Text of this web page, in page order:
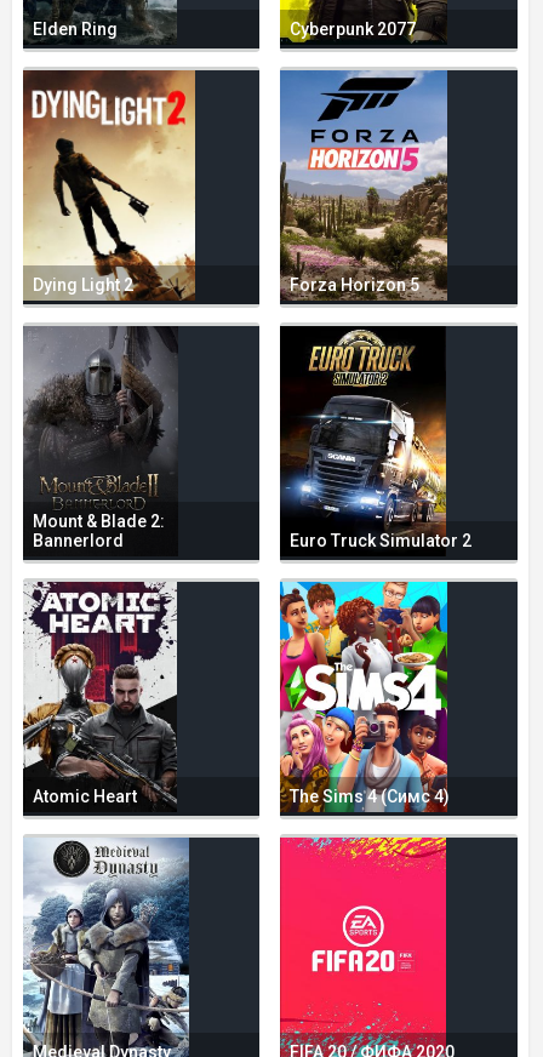
Elden Ring Cyberpunk 2077
Dying Light 2 Forza Horizon 5
Mount & Blade 2:
Bannerlord
Euro Truck Simulator 2
Atomic Heart The Sims 4 (Симс 4)
Medieval Dynasty FIFA 20 / ФИФА 2020